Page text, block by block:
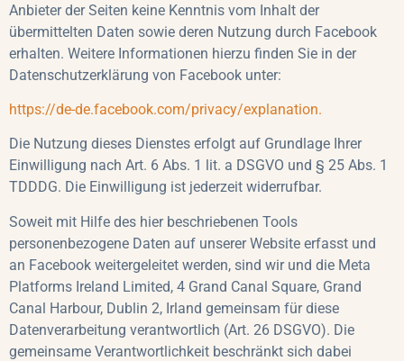
Anbieter der Seiten keine Kenntnis vom Inhalt der
übermittelten Daten sowie deren Nutzung durch Facebook
erhalten. Weitere Informationen hierzu finden Sie in der
Datenschutzerklärung von Facebook unter:
https://de-de.facebook.com/privacy/explanation.
Die Nutzung dieses Dienstes erfolgt auf Grundlage Ihrer
Einwilligung nach Art. 6 Abs. 1 lit. a DSGVO und § 25 Abs. 1
TDDDG. Die Einwilligung ist jederzeit widerrufbar.
Soweit mit Hilfe des hier beschriebenen Tools
personenbezogene Daten auf unserer Website erfasst und
an Facebook weitergeleitet werden, sind wir und die Meta
Platforms Ireland Limited, 4 Grand Canal Square, Grand
Canal Harbour, Dublin 2, Irland gemeinsam für diese
Datenverarbeitung verantwortlich (Art. 26 DSGVO). Die
gemeinsame Verantwortlichkeit beschränkt sich dabei